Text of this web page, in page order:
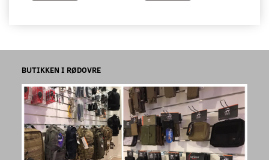
BUTIKKEN I RØDOVRE